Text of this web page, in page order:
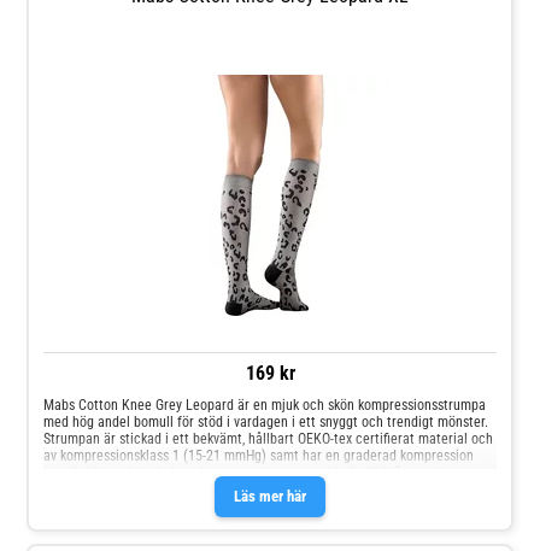
169 kr
Läs mer här
Mabs Cotton Knee Grey Leopard är en mjuk och skön kompressionsstrumpa
med hög andel bomull för stöd i vardagen i ett snyggt och trendigt mönster.
Strumpan är stickad i ett bekvämt, hållbart OEKO-tex certifierat material och
av kompressionsklass 1 (15-21 mmHg) samt har en graderad kompression
stillasittande eller stående kan benen och fötterna bli svullna och kännas
tunga, spända och trötta. Även graviditet, övervikt och flygresor kan orsaka
svullna fötter och ben. Genom att använda en kompressionsstrumpa ökar